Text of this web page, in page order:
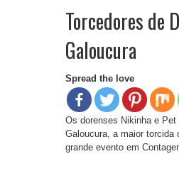
Torcedores de
Galoucura
Spread the love
Os dorenses Nikinha e
Galoucura, a maior torcida
grande evento em